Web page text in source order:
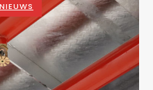
NIEUWS